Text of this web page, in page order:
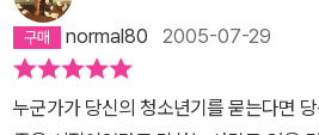
반열에 올라선 이 책, 샐린저는 이 책 말
지만 다른 책들은 우리에게 전혀 알려져 있지 않다. 이 작
대한 사전지식이 없는 이들은, '호밀밭의
는, 호밀밭을 지키는 사람에 대한 이야기
normal80 2005-07-29
누군가가 당신의 청소년기를 묻는다면